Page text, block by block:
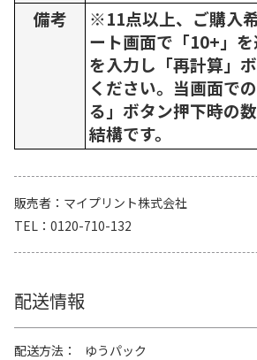
備考
※11点以上、ご購入
ート画面で「10+」
を入力し「再計算」
ください。当画面で
る」ボタン押下時の
結構です。
販売者
マイプリント株式会社
TEL
0120-710-132
配送情報
配送方法
ゆうパック